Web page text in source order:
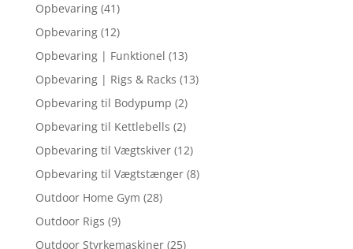
Opbevaring (41)
Opbevaring (12)
Opbevaring | Funktionel (13)
Opbevaring | Rigs & Racks (13)
Opbevaring til Bodypump (2)
Opbevaring til Kettlebells (2)
Opbevaring til Vægtskiver (12)
Opbevaring til Vægtstænger (8)
Outdoor Home Gym (28)
Outdoor Rigs (9)
Outdoor Styrkemaskiner (25)